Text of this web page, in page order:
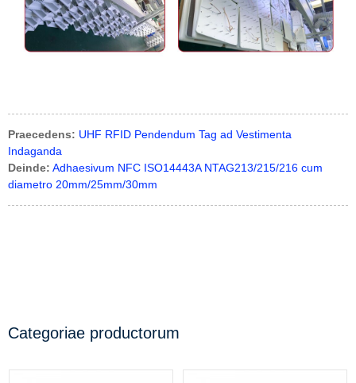
Praecedens: UHF RFID Pendendum Tag ad Vestimenta
Indaganda
Deinde: Adhaesivum NFC ISO14443A NTAG213/215/216 cum
diametro 20mm/25mm/30mm
Categoriae productorum